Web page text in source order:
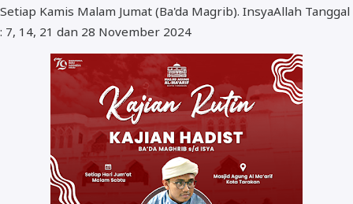
Setiap Kamis Malam Jumat (Ba'da Magrib). InsyaAllah Tanggal
: 7, 14, 21 dan 28 November 2024